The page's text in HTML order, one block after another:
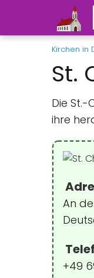
Kirchen in
St.
Die
ihre
An
+49